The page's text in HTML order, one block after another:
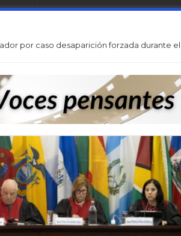
por caso desaparición forzada durante el